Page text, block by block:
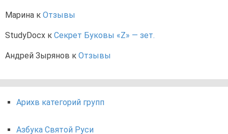
Марина к Отзывы
StudyDocx к Секрет Буковы «Z» — зет.
Андрей Зырянов к Отзывы
Арихв категорий групп
Азбука Святой Руси